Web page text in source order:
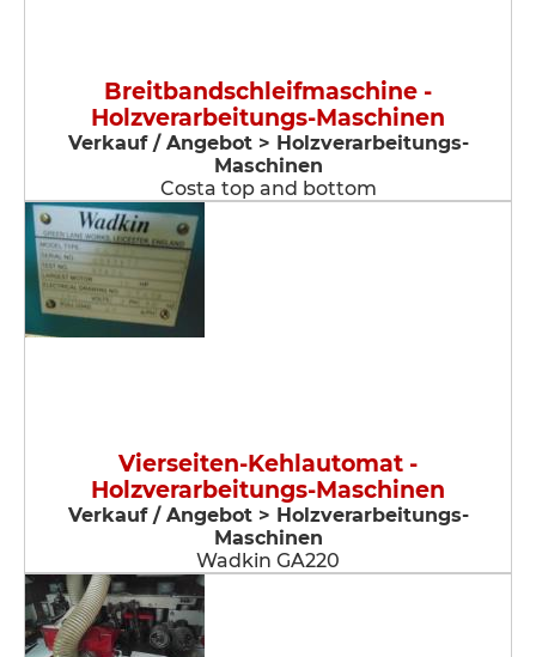
Breitbandschleifmaschine -
Holzverarbeitungs-Maschinen
Verkauf / Angebot > Holzverarbeitungs-
Maschinen
Costa top and bottom
Vierseiten-Kehlautomat -
Holzverarbeitungs-Maschinen
Verkauf / Angebot > Holzverarbeitungs-
Maschinen
Wadkin GA220